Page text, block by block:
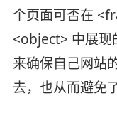
个页面可否在
<object> 中展现
来确保自己网站
去，也从而避免